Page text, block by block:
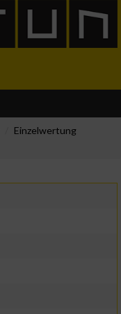
Einzelwertung